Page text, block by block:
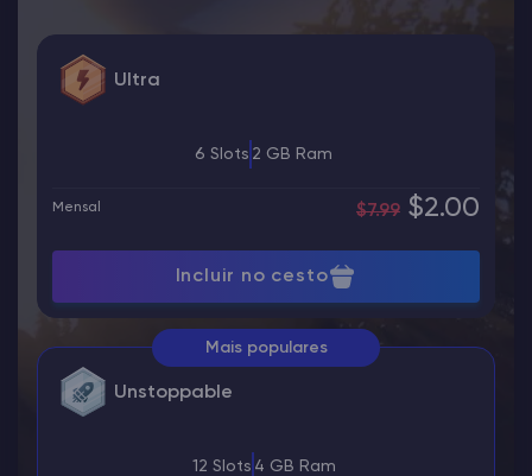
Ultra
6 Slots 2 GB Ram
Mensal $7.99 $2.00
Incluir no cesto
Mais populares
Unstoppable
12 Slots 4 GB Ram